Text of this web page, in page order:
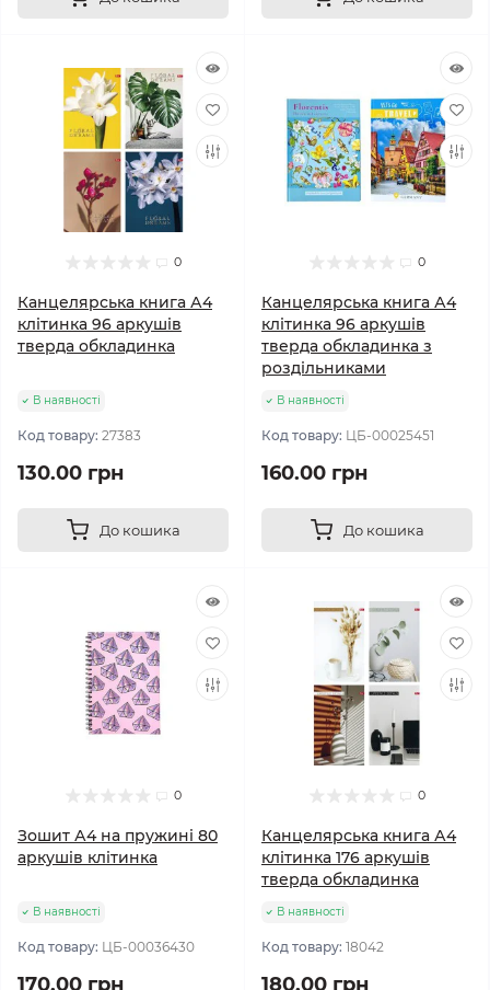
0
Канцелярська книга А4
клітинка 96 аркушів
тверда обкладинка
В наявності
Код товару: 27383
130.00 грн
До кошика
0
Канцелярська книга А4
клітинка 96 аркушів
тверда обкладинка з
роздільниками
В наявності
Код товару: ЦБ-00025451
160.00 грн
До кошика
0
Зошит А4 на пружині 80
аркушів клітинка
В наявності
Код товару: ЦБ-00036430
170.00 грн
0
Канцелярська книга А4
клітинка 176 аркушів
тверда обкладинка
В наявності
Код товару: 18042
180.00 грн